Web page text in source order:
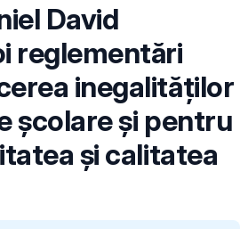
David
reglementări
inegalităților
școlare și pentru
și calitatea